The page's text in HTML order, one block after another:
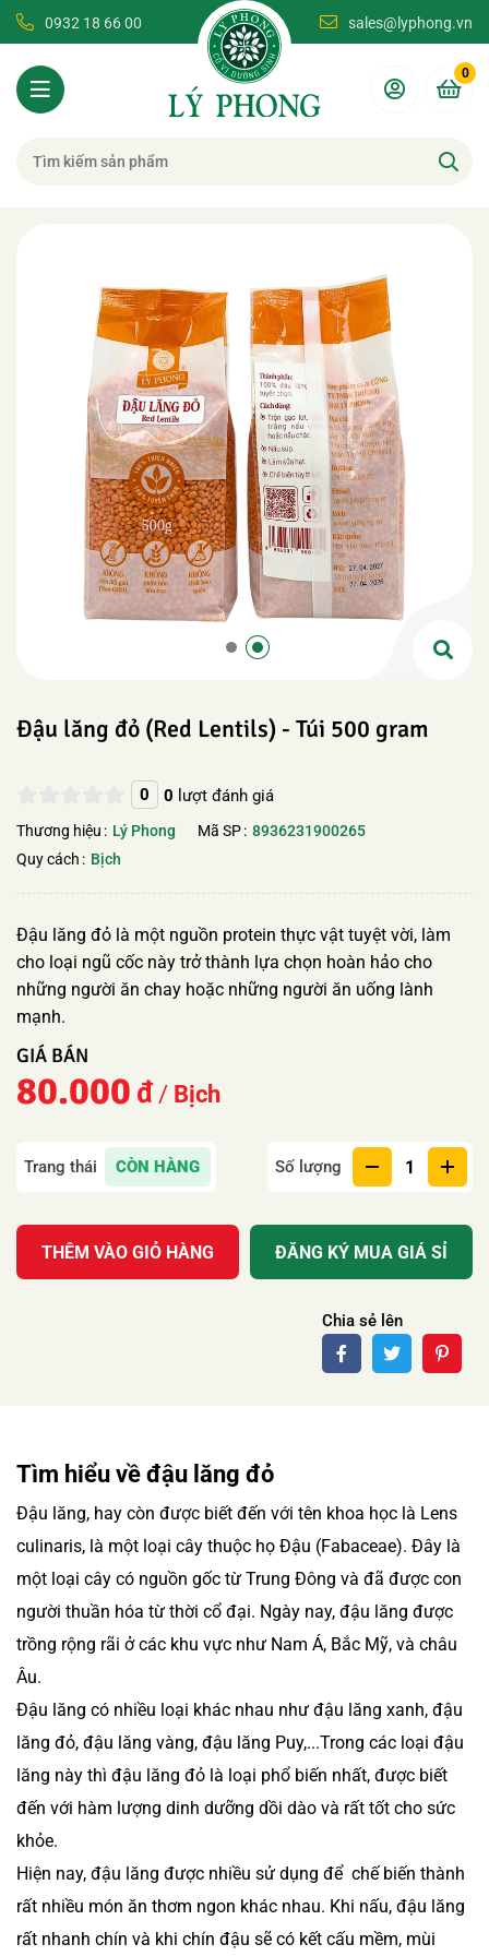
0932 18 66 00 sales@lyphong.vn
0
Đậu lăng đỏ (Red Lentils) - Túi 500 gram
0 0 lượt đánh giá
Thương hiệu Lý Phong Mã SP
8936231900265
Quy cách
Bịch
Đậu lăng đỏ là một nguồn protein thực vật tuyệt vời, làm
cho loại ngũ cốc này trở thành lựa chọn hoàn hảo cho
những người ăn chay hoặc những người ăn uống lành
mạnh.
80.000 Bịch
CÒN HÀNG Số lượng
THÊM VÀO GIỎ HÀNG ĐĂNG KÝ MUA GIÁ SỈ
Chia sẻ lên
Tìm hiểu về đậu lăng đỏ
Đậu lăng, hay còn được biết đến với tên khoa học là Lens
culinaris, là một loại cây thuộc họ Đậu (Fabaceae). Đây là
một loại cây có nguồn gốc từ Trung Đông và đã được con
người thuần hóa từ thời cổ đại. Ngày nay, đậu lăng được
trồng rộng rãi ở các khu vực như Nam Á, Bắc Mỹ, và châu
Âu.
Đậu lăng có nhiều loại khác nhau như đậu lăng xanh, đậu
lăng đỏ, đậu lăng vàng, đậu lăng Puy,...Trong các loại đậu
lăng này thì đậu lăng đỏ là loại phổ biến nhất, được biết
đến với hàm lượng dinh dưỡng dồi dào và rất tốt cho sức
khỏe.
Hiện nay, đậu lăng được nhiều sử dụng để chế biến thành
rất nhiều món ăn thơm ngon khác nhau. Khi nấu, đậu lăng
rất nhanh chín và khi chín đậu sẽ có kết cấu mềm, mùi